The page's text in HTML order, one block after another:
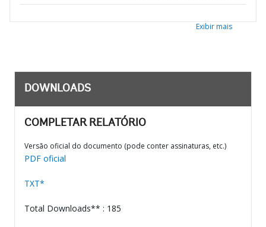
Exibir mais
DOWNLOADS
COMPLETAR RELATÓRIO
Versão oficial do documento (pode conter assinaturas, etc.)
PDF oficial
TXT*
Total Downloads** : 185